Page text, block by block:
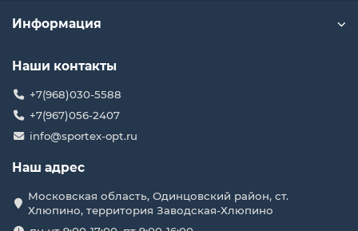
Информация
Наши контакты
+7(968)030-5588
+7(967)056-2407
info@sportex-opt.ru
Наш адрес
Московская область, Одинцовский район, ст.
Хлюпино, территория Заводская-Хлюпино